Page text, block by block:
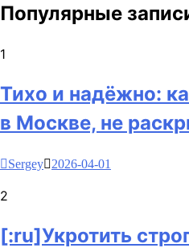
Популярные
1
Тихо и надёжно:
в Москве, не
Sergey 2026-04-01
2
[:ru]Укротить